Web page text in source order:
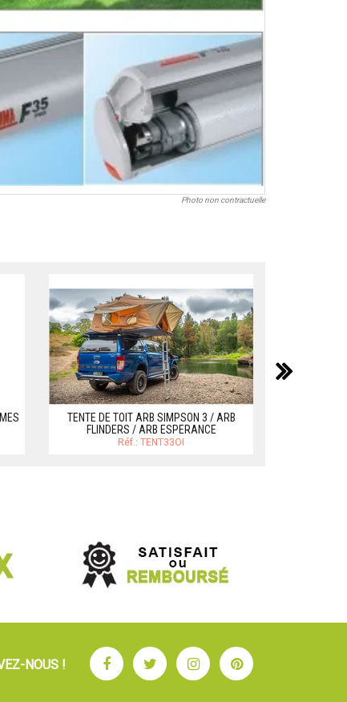
Photo non contractuelle
TENTE DE TOIT ARB SIMPSON 3 / ARB
FLINDERS / ARB ESPERANCE
Réf.: TENT33OI
NOUS ! FacebookTwitterInstagramPinterest